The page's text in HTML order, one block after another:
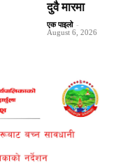
दुवै मारमा
एक पाइलो -
August 6, 2026